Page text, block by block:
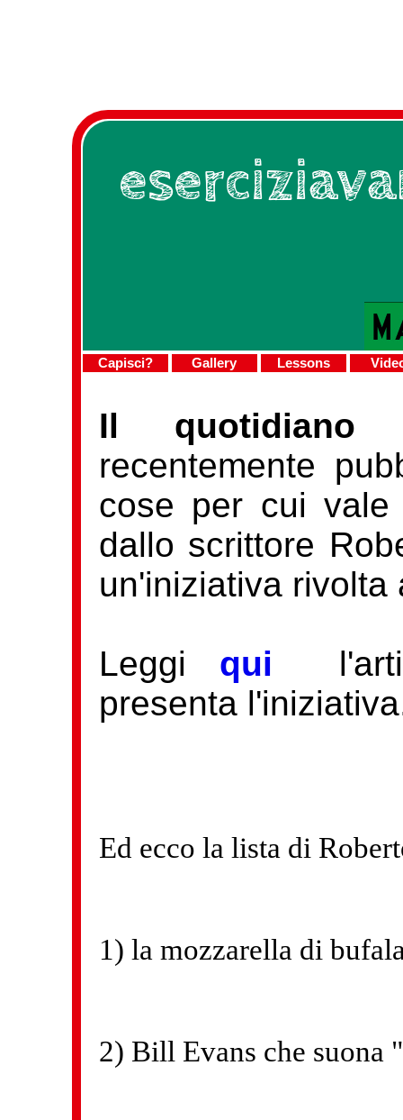
Capisci? Gallery Lessons
Il quotidiano
recentemente
cose per cui
dallo scrittore
un'iniziativa rivolta
Leggi qui
presenta
Ed ecco la lista di
1) la mozzarella di
2) Bill Evans che suona